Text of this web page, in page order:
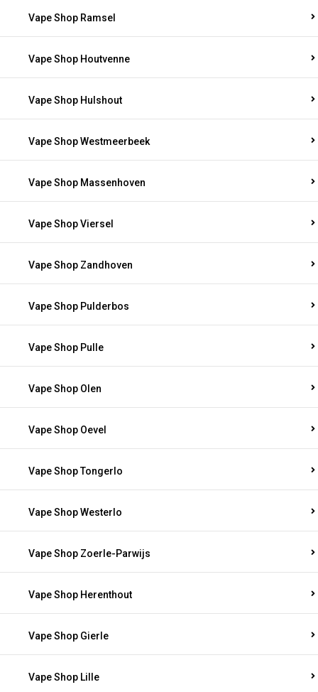
Vape Shop Ramsel
Vape Shop Houtvenne
Vape Shop Hulshout
Vape Shop Westmeerbeek
Vape Shop Massenhoven
Vape Shop Viersel
Vape Shop Zandhoven
Vape Shop Pulderbos
Vape Shop Pulle
Vape Shop Olen
Vape Shop Oevel
Vape Shop Tongerlo
Vape Shop Westerlo
Vape Shop Zoerle-Parwijs
Vape Shop Herenthout
Vape Shop Gierle
Vape Shop Lille